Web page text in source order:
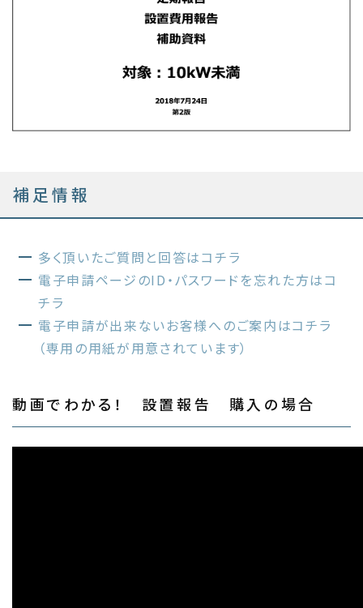
補足情報
多く頂いたご質問と回答はコチラ
電子申請ページのID・パスワードを忘れた方はコ
チラ
電子申請が出来ないお客様へのご案内はコチラ
（専用の用紙が用意されています）
動画でわかる！ 設置報告 購入の場合